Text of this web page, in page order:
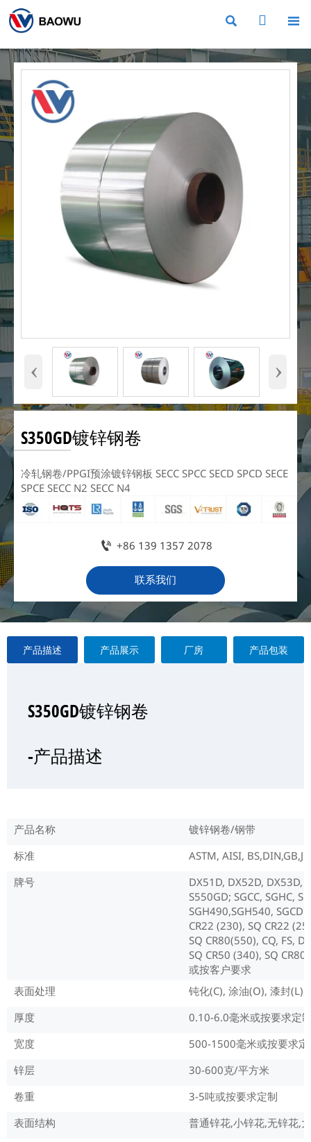
  
‹ ›
S350GD镀锌钢卷
冷轧钢卷/PPGI预涂镀锌钢板 SECC SPCC SECD SPCD SECE
SPCE SECC N2 SECC N4
 +86 139 1357 2078
联系我们
产品描述 产品展示 厂房 产品包装
S350GD镀锌钢卷
-产品描述
产品名称
镀锌钢卷/钢带
标准
ASTM, AISI,
牌号
DX51D, DX52D, DX53D,
S550GD; SGCC, SGHC,
SGH490,SGH540,
CR22 (230), SQ CR22
SQ CR80(550), CQ, FS,
SQ CR50 (340), SQ CR80
或按客户要求
表面处理
钝化(C), 涂油(O), 漆封(L),
厚度
0.10-6.0毫米或按要求定
宽度
500-1500毫米或按要求
锌层
30-600克/平方米
卷重
3-5吨或按要求定制
表面结构
普通锌花,小锌花,无锌花,
S350GD镀锌钢卷
—产品展示
S350GD镀锌钢卷
-厂房
S350GD镀锌钢卷
-产品包装